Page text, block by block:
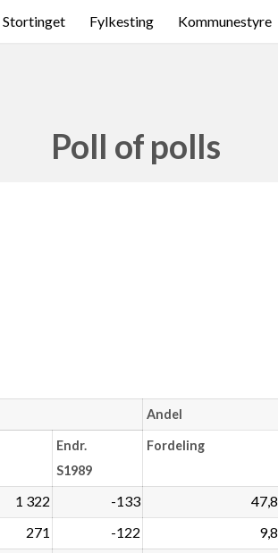
Stortinget Fylkesting Kommunestyre
Poll of polls
Andel
Endr.
S1989
Fordeling
1 322 -133 47,8
271 -122 9,8